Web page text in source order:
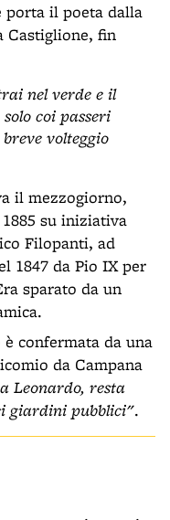
porta il poeta dalla
Castiglione, fin
nel verde e il
coi passeri
volteggio
il mezzogiorno,
su iniziativa
Filopanti, ad
1847 da Pio IX per
sparato da un
confermata da una
da Campana
Leonardo, resta
giardini pubblici".